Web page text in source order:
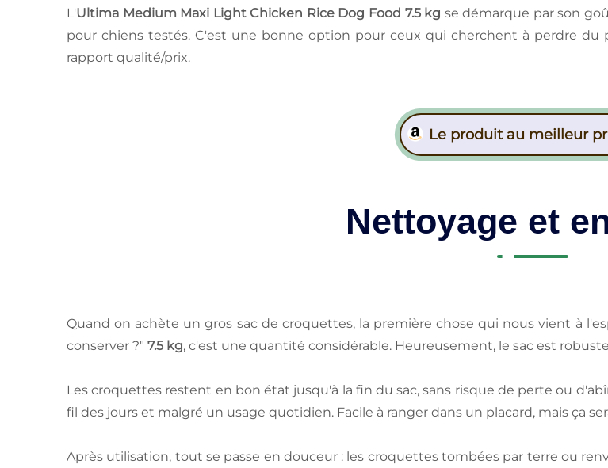
L'Ultima Medium Maxi Light Chicken Rice Dog Food 7.5 kg se démarque par son
pour chiens testés. C'est une bonne option pour ceux qui cherchent à perdre
rapport qualité/prix.
Le produit au meilleur
Nettoyage et
Quand on achète un gros sac de croquettes, la première chose qui nous vient à
conserver ?" 7.5 kg, c'est une quantité considérable. Heureusement, le sac est
Les croquettes restent en bon état jusqu'à la fin du sac, sans risque de perte ou
fil des jours et malgré un usage quotidien. Facile à ranger dans un placard, mais ça
Après utilisation, tout se passe en douceur : les croquettes tombées par terre ou